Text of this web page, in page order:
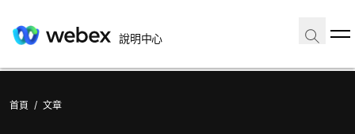
說明中心
首頁 / 文章